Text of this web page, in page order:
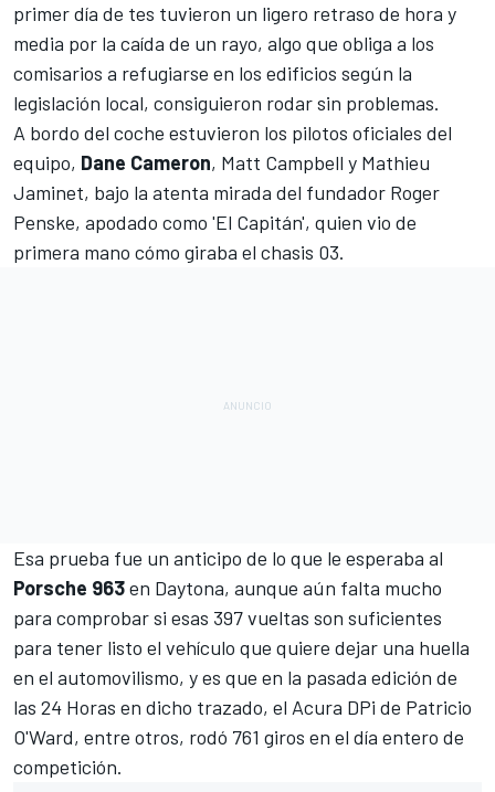
primer día de tes tuvieron un ligero retraso de hora y
media por la caída de un rayo, algo que obliga a los
comisarios a refugiarse en los edificios según la
legislación local, consiguieron rodar sin problemas.
A bordo del coche estuvieron los pilotos oficiales del
equipo, Dane Cameron, Matt Campbell y Mathieu
Jaminet, bajo la atenta mirada del fundador Roger
Penske, apodado como 'El Capitán', quien vio de
primera mano cómo giraba el chasis 03.
Esa prueba fue un anticipo de lo que le esperaba al
Porsche 963en Daytona, aunque aún falta mucho
para comprobar si esas 397 vueltas son suficientes
para tener listo el vehículo que quiere dejar una huella
en el automovilismo, y es que en la pasada edición de
las 24 Horas en dicho trazado, el Acura DPi de Patricio
O'Ward, entre otros, rodó 761 giros en el día entero de
competición.